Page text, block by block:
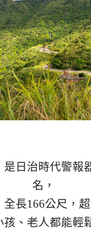
是日治時代警報
名，
長166公尺，
孩、老人都能輕